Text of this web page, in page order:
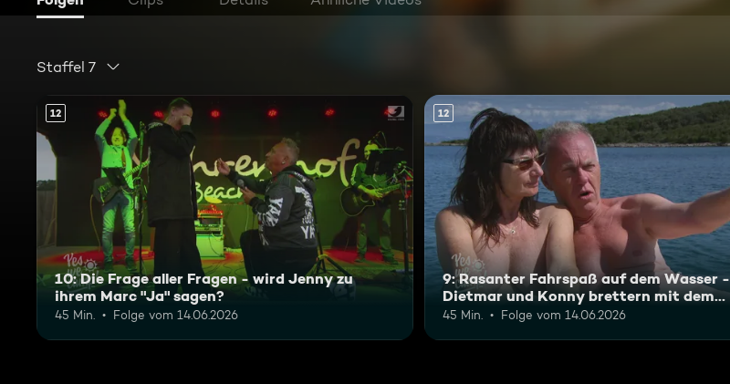
Staffel 7
12
10: Die Frage aller Fragen - wird Jenny zu
ihrem Marc "Ja" sagen?
45 Min. Folge vom 14.06.2026
12
9: Rasanter Fahrspaß auf dem Wasser -
Dietmar und Konny brettern mit dem
Motorboot
45 Min. Folge vom 14.06.2026